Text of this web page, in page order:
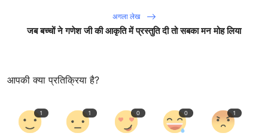
अगला लेख
जब बच्चों ने गणेश जी की आकृति में प्रस्तुति दी तो सबका मन मोह लिया
आपकी क्या प्रतिक्रिया है?
1 1 0 0 1